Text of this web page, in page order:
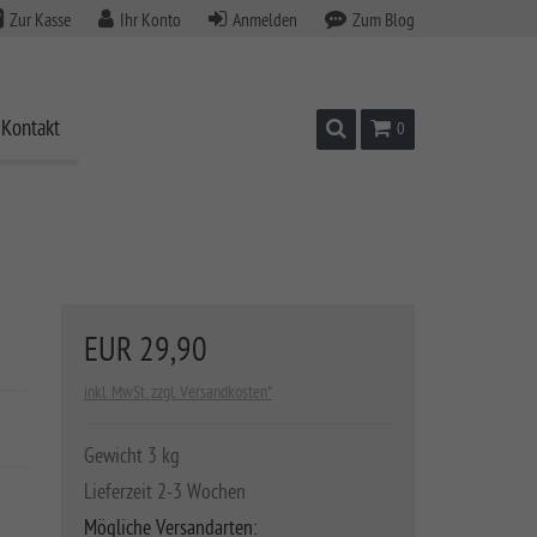
Zur Kasse Ihr Konto Anmelden Zum Blog
Kontakt SuchenWarenkorb
0
EUR 29,90
inkl. MwSt. zzgl. Versandkosten*
Gewicht 3 kg
Lieferzeit 2-3 Wochen
Mögliche Versandarten: